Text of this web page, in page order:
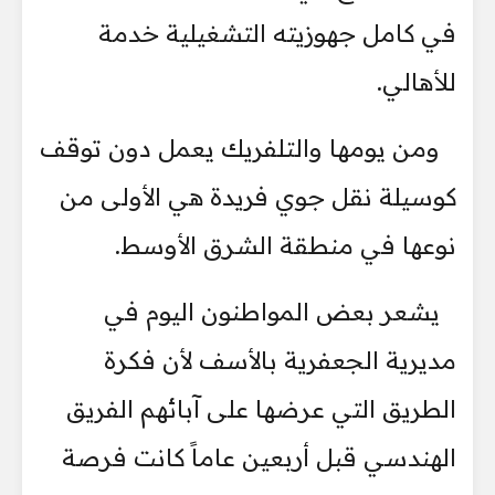
في كامل جهوزيته التشغيلية خدمة
للأهالي.
ومن يومها والتلفريك يعمل دون توقف
كوسيلة نقل جوي فريدة هي الأولى من
نوعها في منطقة الشرق الأوسط.
يشعر بعض المواطنون اليوم في
مديرية الجعفرية بالأسف لأن فكرة
الطريق التي عرضها على آبائهم الفريق
الهندسي قبل أربعين عاماً كانت فرصة